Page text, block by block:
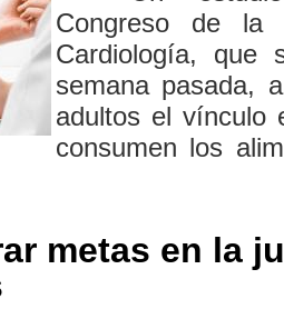
Congreso de la
Cardiología, que
semana pasada,
adultos el vínculo
consumen los
metas en la